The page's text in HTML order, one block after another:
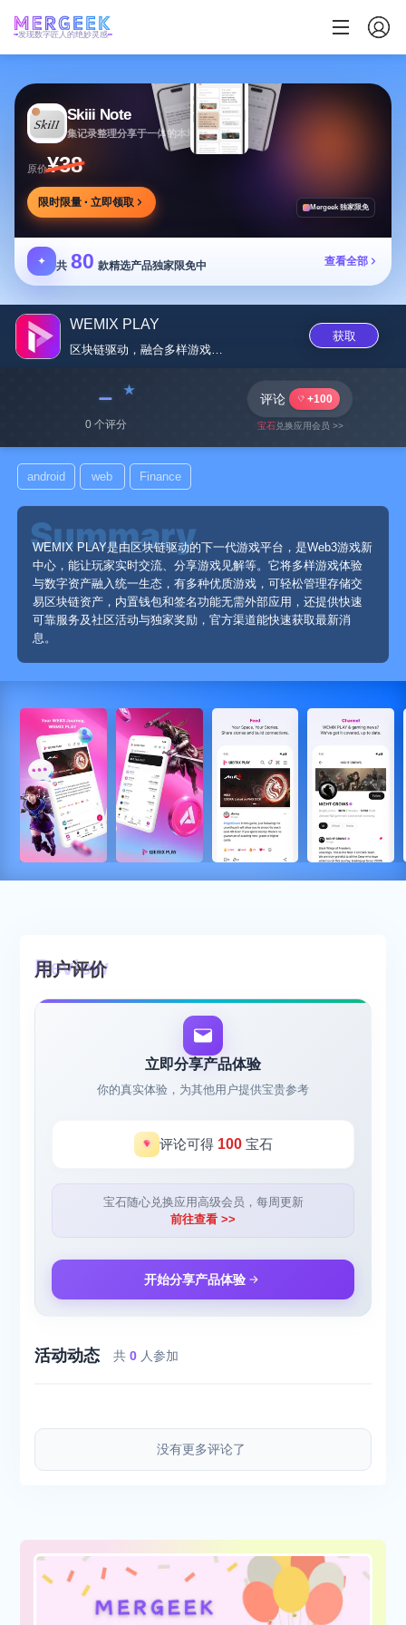
发现数字匠人的绝妙灵感
Skiii Note
集记录整理分享于一体的本地写作工作台
原价¥38
限时限量 · 立即领取 Mergeek 独家限免
✦ 共 80 款精选产品独家限免中 查看全部
WEMIX PLAY
区块链驱动，融合多样游戏与资产...
获取
﹣
0 个评分
评论 +100
宝石兑换应用会员 >>
android web Finance
WEMIX PLAY是由区块链驱动的下一代游戏平台，是Web3游戏新
中心，能让玩家实时交流、分享游戏见解等。它将多样游戏体验
与数字资产融入统一生态，有多种优质游戏，可轻松管理存储交
易区块链资产，内置钱包和签名功能无需外部应用，还提供快速
可靠服务及社区活动与独家奖励，官方渠道能快速获取最新消
息。
用户评价
立即分享产品体验
你的真实体验，为其他用户提供宝贵参考
评论可得 100宝石
宝石随心兑换应用高级会员，每周更新
前往查看 >>
开始分享产品体验
活动动态 共0 人参加
没有更多评论了